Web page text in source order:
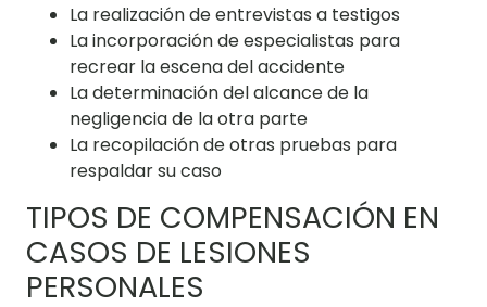
La realización de entrevistas a testigos
La incorporación de especialistas para
recrear la escena del accidente
La determinación del alcance de la
negligencia de la otra parte
La recopilación de otras pruebas para
respaldar su caso
TIPOS DE COMPENSACIÓN EN
CASOS DE LESIONES
PERSONALES